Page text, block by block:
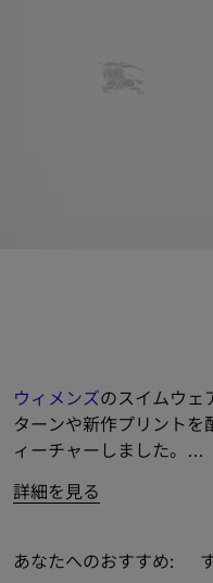
ウィメンズのスイムウェ
ターンや新作プリント
ィーチャーしました。
「馬上の騎士」デザイン
サリーも充実。
詳細を見る
あなたへのおすすめ: